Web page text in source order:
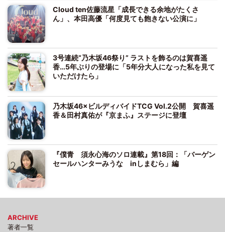
Cloud ten佐藤流星「成長できる余地がたくさ
ん」、本田高優「何度見ても飽きない公演に」
3号連続“乃木坂46祭り” ラストを飾るのは賀喜遥
香…5年ぶりの登場に「5年分大人になった私を見て
いただけたら」
乃木坂46×ビルディバイドTCG Vol.2公開 賀喜遥
香＆田村真佑が『京まふ』ステージに登壇
『僕青 須永心海のソロ連載』第18回：「バーゲン
セールハンターみうな inしまむら」編
ARCHIVE
著者一覧